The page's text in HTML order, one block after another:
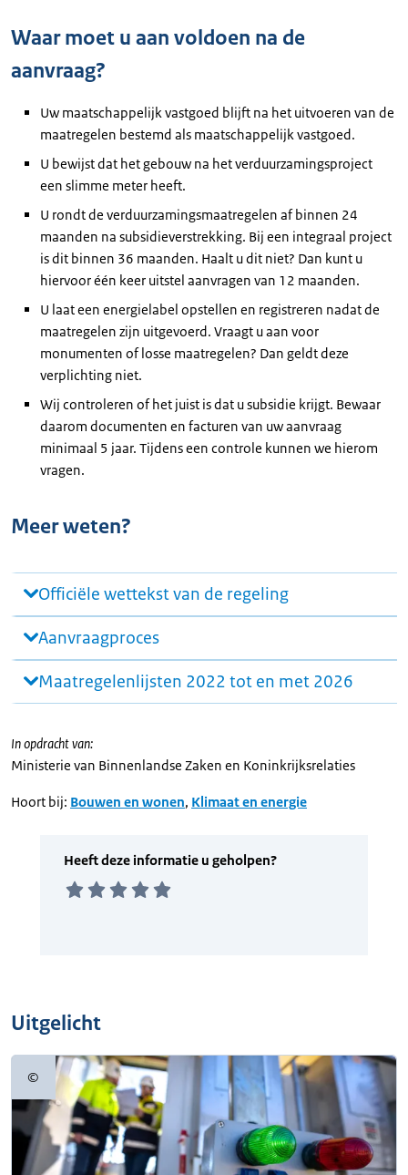
Waar moet u aan voldoen na de
aanvraag?
Uw maatschappelijk vastgoed blijft na het uitvoeren van de
maatregelen bestemd als maatschappelijk vastgoed.
U bewijst dat het gebouw na het verduurzamingsproject
een slimme meter heeft.
U rondt de verduurzamingsmaatregelen af binnen 24
maanden na subsidieverstrekking. Bij een integraal project
is dit binnen 36 maanden. Haalt u dit niet? Dan kunt u
hiervoor één keer uitstel aanvragen van 12 maanden.
U laat een energielabel opstellen en registreren nadat de
maatregelen zijn uitgevoerd. Vraagt u aan voor
monumenten of losse maatregelen? Dan geldt deze
verplichting niet.
Wij controleren of het juist is dat u subsidie krijgt. Bewaar
daarom documenten en facturen van uw aanvraag
minimaal 5 jaar. Tijdens een controle kunnen we hierom
vragen.
Meer weten?
Officiële wettekst van de regeling
Aanvraagproces
Maatregelenlijsten 2022 tot en met 2026
In opdracht van:
Ministerie van Binnenlandse Zaken en Koninkrijksrelaties
Hoort bij: Bouwen en wonen, Klimaat en energie
Uitgelicht
©Copyrightinformatie